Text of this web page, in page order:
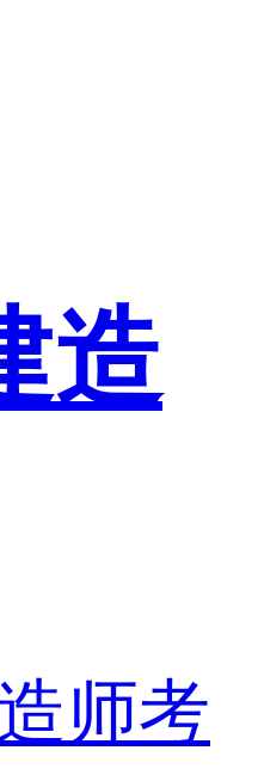
造
师考